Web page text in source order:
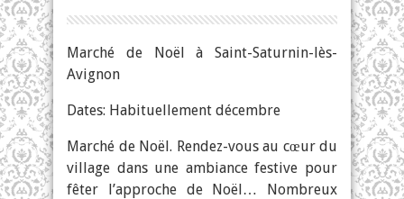
Marché de Noël à Saint-Saturnin-lès-
Avignon
Dates: Habituellement décembre
Marché de Noël. Rendez-vous au cœur du
village dans une ambiance festive pour
fêter l’approche de Noël… Nombreux